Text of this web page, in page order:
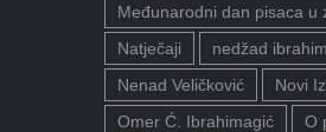
Međunarodni dan pisaca u
Natječaji
nedžad
Nenad Veličković
Novi
Omer Ć. Ibrahimagić
O